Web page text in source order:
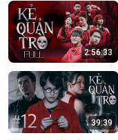
Khánh Duy ► Một trò chơi kỳ lạ, với mức thưởng tiền tỷ. Một trò chơi
mang hơi hướng của show
hơn quà từng vòng. Ai sẽ
KẺ QUẢN TRÒ là gì?. Và
lộ trong seri web drama KẺ
Simon Huỳnh Nhựt _ Diễn
Cô giáo Bảo Ngân Trúc _
Simon Phan _ Em trai Cá Hồi
2:56:33
39:39